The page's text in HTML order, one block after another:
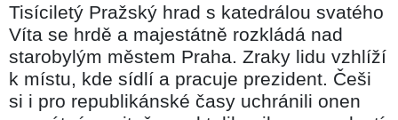
Tisíciletý Pražský hrad s katedrálou svatého
Víta se hrdě a majestátně rozkládá nad
starobylým městem Praha. Zraky lidu vzhlíží
k místu, kde sídlí a pracuje prezident. Češi
si i pro republikánské časy uchránili onen